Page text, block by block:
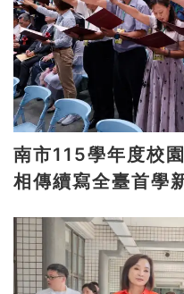
南市115學年度校
相傳續寫全臺首學